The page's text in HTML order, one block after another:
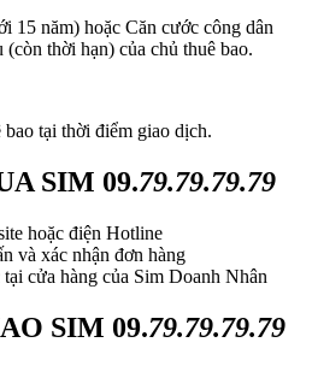
năm) hoặc Căn cước công dân
thời hạn) của chủ thuê bao.
tại thời điểm giao dịch.
SIM 09.79.79.79.79
hoặc điện Hotline
và xác nhận đơn hàng
cửa hàng của Sim Doanh Nhân
SIM 09.79.79.79.79